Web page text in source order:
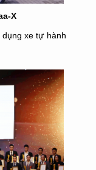
X
xe tự hành